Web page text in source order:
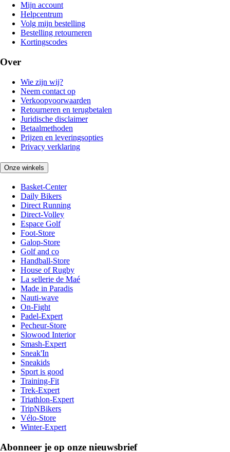
Mijn account
Helpcentrum
Volg mijn bestelling
Bestelling retourneren
Kortingscodes
Over
Wie zijn wij?
Neem contact op
Verkoopvoorwaarden
Retourneren en terugbetalen
Juridische disclaimer
Betaalmethoden
Prijzen en leveringsopties
Privacy verklaring
Onze winkels
Basket-Center
Daily Bikers
Direct Running
Direct-Volley
Espace Golf
Foot-Store
Galop-Store
Golf and co
Handball-Store
House of Rugby
La sellerie de Maé
Made in Paradis
Nauti-wave
On-Fight
Padel-Expert
Pecheur-Store
Slowood Interior
Smash-Expert
Sneak'In
Sneakids
Sport is good
Training-Fit
Trek-Expert
Triathlon-Expert
TripNBikers
Vélo-Store
Winter-Expert
Abonneer je op onze nieuwsbrief